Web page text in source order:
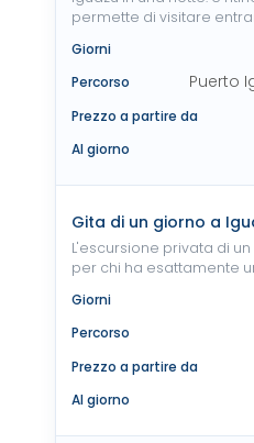
permette di visitare
Giorni
Percorso Puerto
Prezzo a partire da
Al giorno
Gita di un giorno a
L'escursione privata di
per chi ha esattamente
Giorni
Percorso
Prezzo a partire da
Al giorno